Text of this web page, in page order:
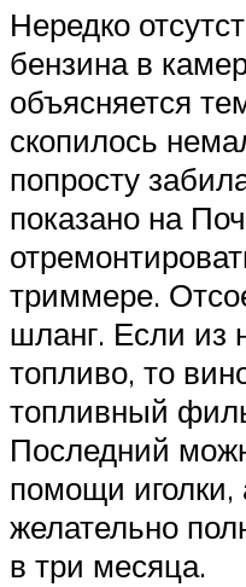
Нередко
бензина в
объясняется
скопилось
попросту
показано на
триммере.
шланг. Если из
топливо, то
топливный
Последний
помощи иголки,
желательно
в три месяца.